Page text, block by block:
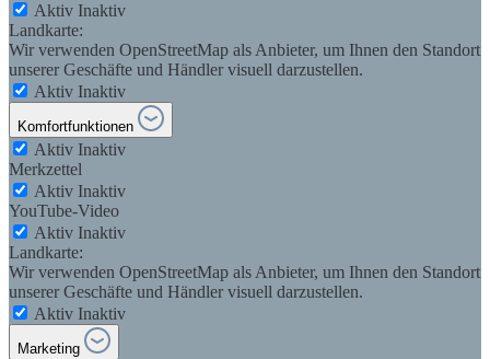
Aktiv Inaktiv
Landkarte:
Wir verwenden OpenStreetMap als Anbieter, um Ihnen den Standort
unserer Geschäfte und Händler visuell darzustellen.
Aktiv Inaktiv
Komfortfunktionen
Aktiv Inaktiv
Merkzettel
Aktiv Inaktiv
YouTube-Video
Aktiv Inaktiv
Landkarte:
Wir verwenden OpenStreetMap als Anbieter, um Ihnen den Standort
unserer Geschäfte und Händler visuell darzustellen.
Aktiv Inaktiv
Marketing